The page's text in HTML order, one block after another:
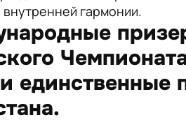
гармонии.
единственные